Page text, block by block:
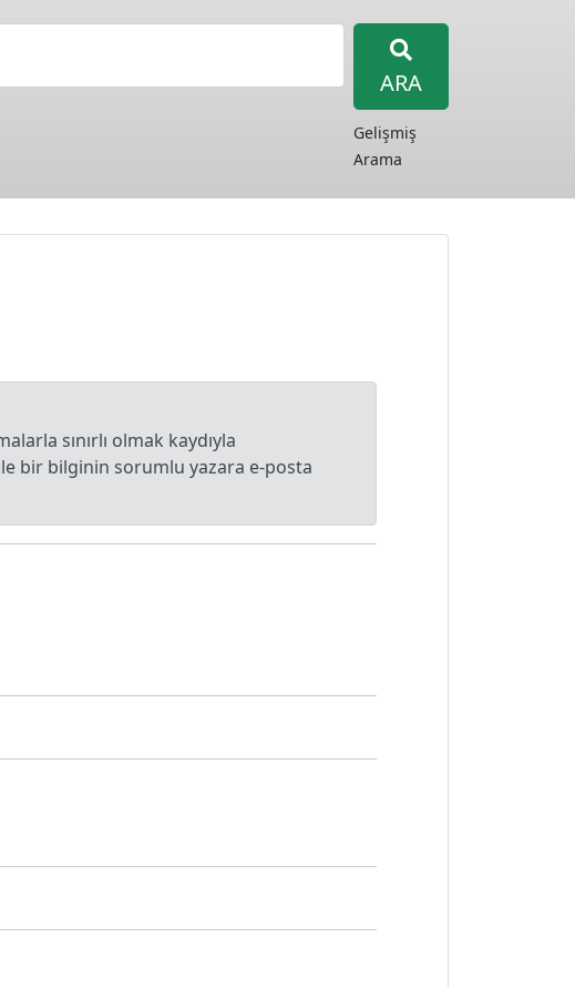
ARA
Gelişmiş
Arama
sınırlı olmak kaydıyla
ile bir bilginin sorumlu yazara e-posta